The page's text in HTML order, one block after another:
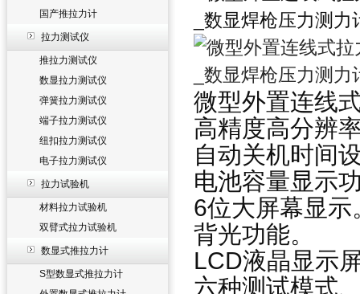
国产推拉力计
拉力测试仪
推拉力测试仪
数显拉力测试仪
弹簧拉力测试仪
端子拉力测试仪
纽扣拉力测试仪
电子拉力测试仪
拉力试验机
材料拉力试验机
双臂式拉力试验机
数显式推拉力计
S型数显式推拉力计
微型外置连线
高精度高分辨
自动关机时间
电池容量显示
6位大屏幕显示
背光功能。
LCD液晶显示
六种测试模式